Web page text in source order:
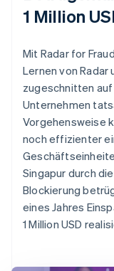
1 Million
Mit Radar for
Lernen von Radar
zugeschnitten
Unternehmen
Vorgehensweise
noch effizienter
Singapur durch
Blockierung
eines Jahres
1 Million USD